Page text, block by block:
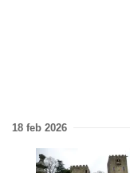
18 feb 2026